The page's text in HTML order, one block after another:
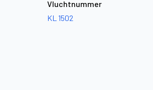
Vluchtnummer
KL 1502